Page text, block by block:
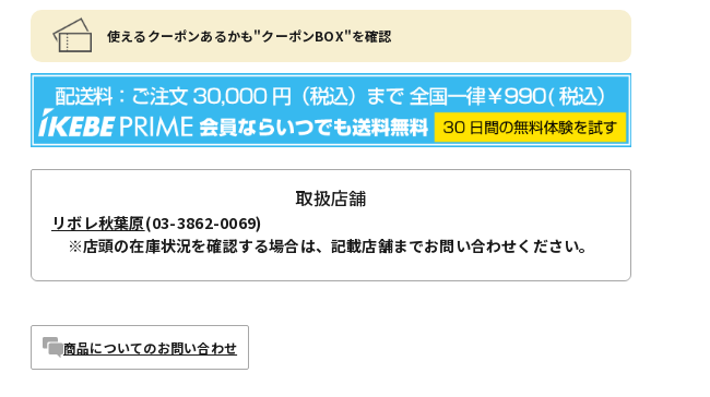
使えるクーポンあるかも"クーポンBOX"を確認
取扱店舗
リボレ秋葉原(03-3862-0069)
※店頭の在庫状況を確認する場合は、記載店舗までお問い合わせください。
商品についてのお問い合わせ